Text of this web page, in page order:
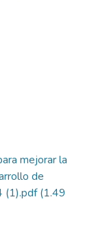
mejorar la
de
(1).pdf(1.49